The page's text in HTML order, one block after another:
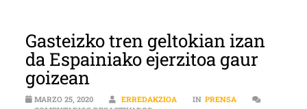
Gasteizko tren geltokian izan
da Espainiako ejerzitoa gaur
goizean
MARZO 25, 2020 ERREDAKZIOA IN PRENSA